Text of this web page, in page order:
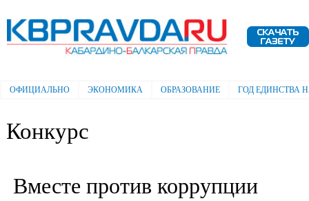
Электронная газета "Кабардино-
Балкарская правда"
Главное меню
ОФИЦИАЛЬНО ЭКОНОМИКА ОБРАЗОВАНИЕ ГОД ЕДИНСТВА
Конкурс
Вместе против коррупции